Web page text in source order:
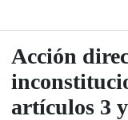
Acción
artículos 3